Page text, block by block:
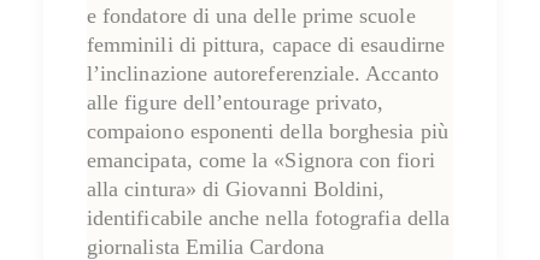
e fondatore di una delle prime scuole
femminili di pittura, capace di esaudirne
l’inclinazione autoreferenziale. Accanto
alle figure dell’entourage privato,
compaiono esponenti della borghesia più
emancipata, come la «Signora con fiori
alla cintura» diGiovanni Boldini,
identificabile anche nella fotografia della
giornalista Emilia Cardona